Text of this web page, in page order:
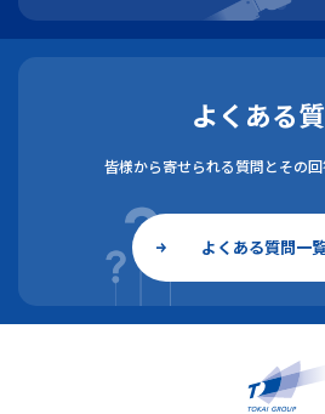
よくある
皆様から寄せられる質問とその
よくある質問一